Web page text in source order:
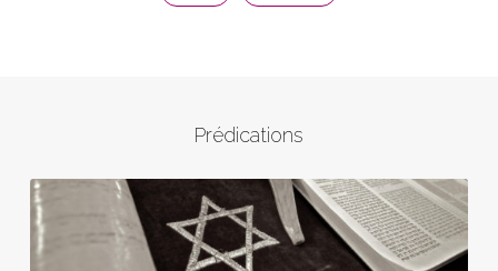
Prédications